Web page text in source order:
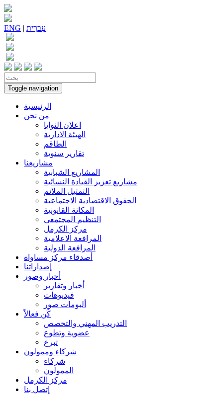
ENG | עִברִית
Toggle navigation
الرئيسية
من نحن
اعلان النوايا
الهيئة الادارية
الطاقم
تقارير سنوية
مشاريعنا
المشاريع الشبابية
مشاريع تعزيز القيادة النسائية
التمثيل الملائم
الحقوق الاقتصادية الاجتماعية
المكانة القانونية
التنظيم المجتمعي
مركز الكرمل
المرافعة الاعلامية
المرافعة الدولية
أصدقاء مركز مساواة
إصداراتنا
أخبار وصور
أخبار وتقارير
فيديوهات
ألبومات صور
كُن فعالاً
التدريب المهني والتخصص
عضوية وتطوع
تبرع
شركاء وممولون
شركاء
الممولون
مركز الكرمل
إتصل بنا